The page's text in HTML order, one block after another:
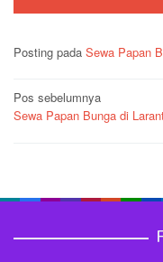
Posting pada Sewa Papan
Navigasi
pos
Pos sebelumnya
Sewa Papan Bunga di